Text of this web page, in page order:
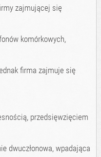
zajmującej się
komórkowych,
firma zajmuje się
przedsięwzięciem
dwuczłonowa, wpadająca